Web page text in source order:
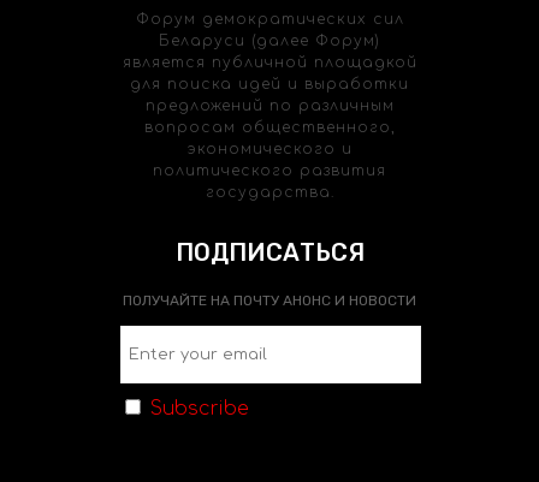
Форум демократических сил
Беларуси (далее Форум)
является публичной площадкой
для поиска идей и выработки
предложений по различным
вопросам общественного,
экономического и
политического развития
государства.
ПОДПИСАТЬСЯ
ПОЛУЧАЙТЕ НА ПОЧТУ АНОНС И НОВОСТИ
Subscribe